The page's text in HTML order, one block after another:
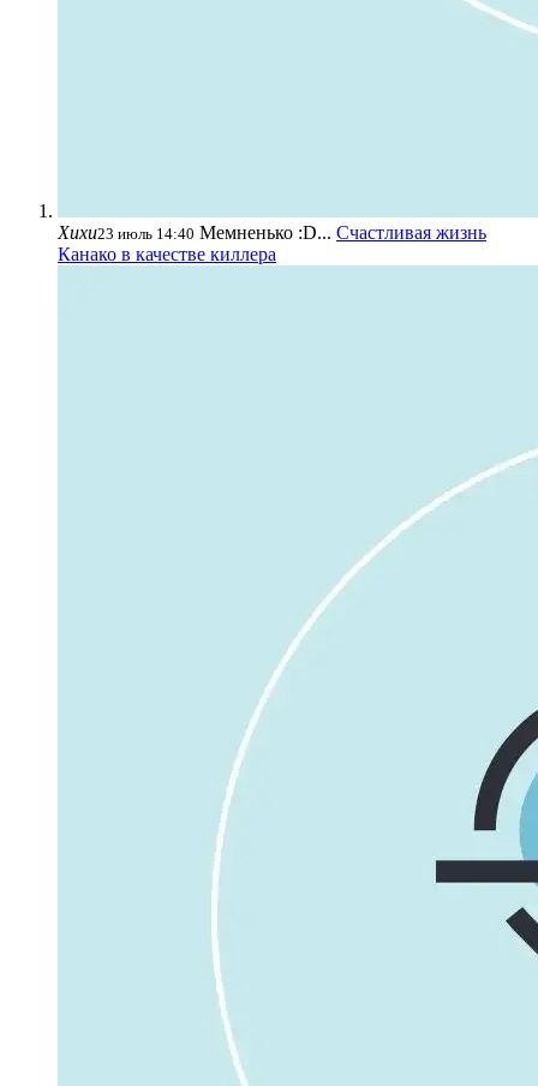
Хихи23 июль 14:40 Мемненько :D... Счастливая жизнь
Канако в качестве киллера